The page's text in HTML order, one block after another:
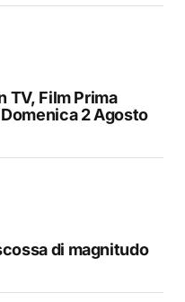
TV, Film Prima
2 Agosto
di magnitudo